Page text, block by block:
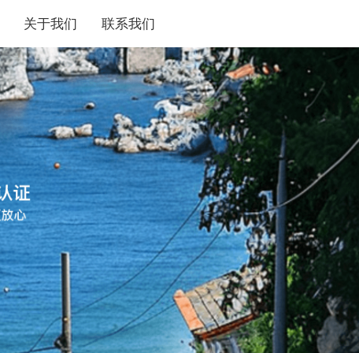
关于我们 联系我们